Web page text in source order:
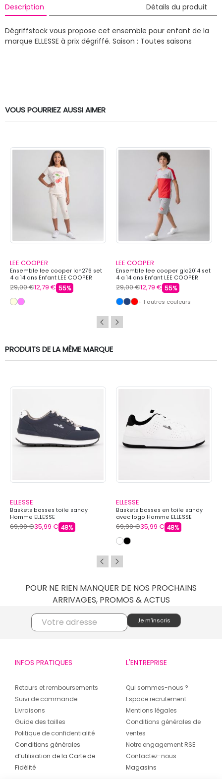
Description Détails du produit
Dégriffstock vous propose cet ensemble pour enfant de la
marque ELLESSE à prix dégriffé. Saison : Toutes saisons
VOUS POURRIEZ AUSSI AIMER
LEE COOPER
Ensemble lee cooper lcn276 set
4 a 14 ans Enfant LEE COOPER
29,00 €12,79 € 55%
LEE COOPER
Ensemble lee cooper glc2014 set
4 a 14 ans Enfant LEE COOPER
29,00 €12,79 € 55%
+ 1 autres couleurs
PRODUITS DE LA MÊME MARQUE
ELLESSE
Baskets basses toile sandy
Homme ELLESSE
69,90 €35,99 € 48%
ELLESSE
Baskets basses en toile sandy
avec logo Homme ELLESSE
69,90 €35,99 € 48%
POUR NE RIEN MANQUER DE NOS PROCHAINS
ARRIVAGES, PROMOS & ACTUS
INFOS PRATIQUES
Retours et remboursements
Suivi de commande
Livraisons
Guide des tailles
Politique de confidentialité
Conditions générales
d’utilisation de la Carte de
Fidélité
L'ENTREPRISE
Qui sommes-nous ?
Espace recrutement
Mentions légales
Conditions générales de
ventes
Notre engagement RSE
Contactez-nous
Magasins